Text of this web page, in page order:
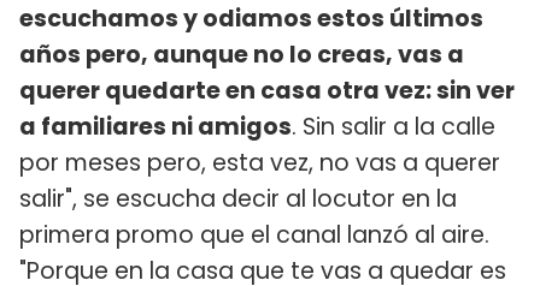
escuchamos y odiamos estos últimos
años pero, aunque no lo creas, vas a
querer quedarte en casa otra vez: sin ver
a familiares ni amigos. Sin salir a la calle
por meses pero, esta vez, no vas a querer
salir", se escucha decir al locutor en la
primera promo que el canal lanzó al aire.
"Porque en la casa que te vas a quedar es